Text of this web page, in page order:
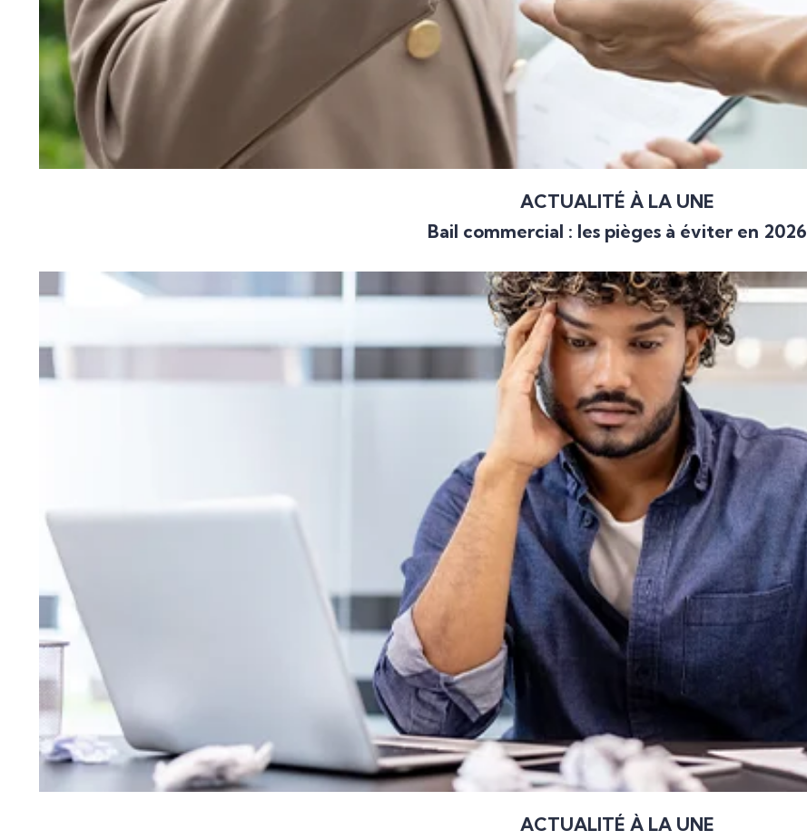
ACTUALITÉ À LA UNE
Bail commercial : les pièges à éviter en 2026
ACTUALITÉ À LA UNE